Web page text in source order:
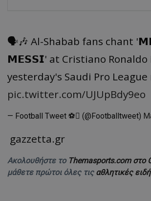
🗣️🎶 Al-Shabab fans chant
𝗠𝗘𝗦𝗦𝗜' at Cristiano Ronaldo
yesterday's Saudi Pro
pic.twitter.com/UJUpBdy9eo
— Football Tweet ⚽ (@Footballtweet)
gazzetta.gr
Ακολουθήστε το Themasports.com στο
μάθετε πρώτοι όλες τις αθλητικές